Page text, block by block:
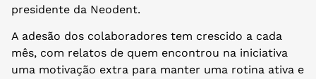
presidente da Neodent.
A adesão dos colaboradores tem crescido a cada
mês, com relatos de quem encontrou na iniciativa
uma motivação extra para manter uma rotina ativa e